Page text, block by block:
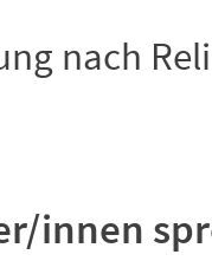
nach
innen